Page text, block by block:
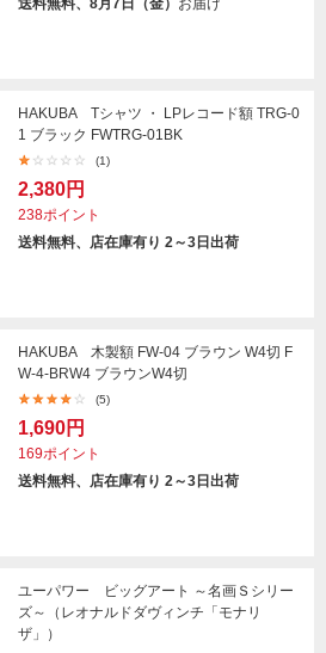
送料無料、8月7日（金） お届け
HAKUBA Tシャツ ・ LPレコード額 TRG-0
1 ブラック FWTRG-01BK
(1)
2,380円
238ポイント
送料無料、店在庫有り 2～3日出荷
HAKUBA 木製額 FW-04 ブラウン W4切 F
W-4-BRW4 ブラウンW4切
(5)
1,690円
169ポイント
送料無料、店在庫有り 2～3日出荷
ユーパワー ビッグアート ～名画Ｓシリー
ズ～（レオナルドダヴィンチ「モナリ
ザ」）